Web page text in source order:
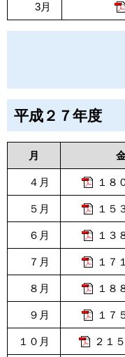
3月
平成２７年度
月
４月 １８
５月 １５
６月 １３
７月 １７
８月 １８
９月 １７
１０月 ２１